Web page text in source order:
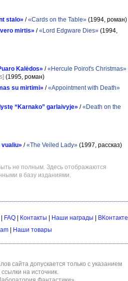
stalo» /«Cards on the Table» (1994, роман)
mirtis» /«Lord Edgware Dies» (1994,
Kalėdos» /«Hercule Poirot's Christmas»
(1995, роман)
su mirtimi» /«Appointment with Death»
“Karnako” garlaivyje» /«Death on the
vualiu» /«The Veiled Lady» (1997, рассказ)
не полным. Здесь отображаются
в базу изданиями.
FAQ| Контакты Наши награды
ВКонтакте
Наши товары
сайта допускается только с указанием
на источник.